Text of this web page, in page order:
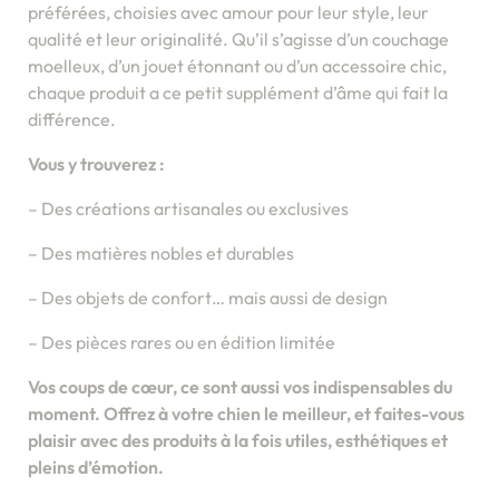
préférées, choisies avec amour pour leur style, leur
qualité et leur originalité. Qu’il s’agisse d’un couchage
moelleux, d’un jouet étonnant ou d’un accessoire chic,
chaque produit a ce petit supplément d’âme qui fait la
différence.
Vous y trouverez :
– Des créations artisanales ou exclusives
– Des matières nobles et durables
– Des objets de confort… mais aussi de design
– Des pièces rares ou en édition limitée
Vos coups de cœur, ce sont aussi vos indispensables du
moment. Offrez à votre chien le meilleur, et faites-vous
plaisir avec des produits à la fois utiles, esthétiques et
pleins d’émotion.